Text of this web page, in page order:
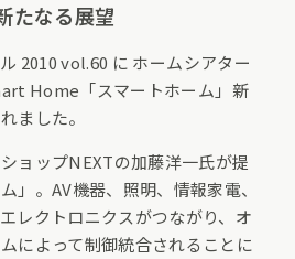
たなる展望
2010 vol.60 に ホームシアター
Home「スマートホーム」新
ました。
ョップNEXTの加藤洋一氏が提
」。AV機器、照明、情報家電、
レクトロニクスがつながり、オ
によって制御統合されることに